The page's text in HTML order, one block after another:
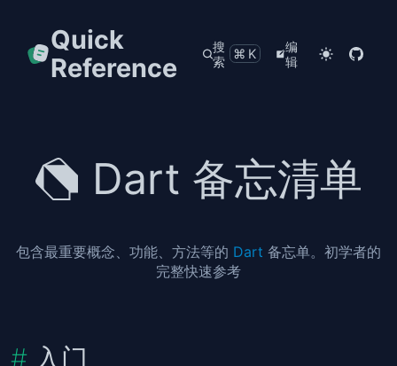
Quick
Reference
搜
索
⌘K
编
辑
Dart 备忘清单
包含最重要概念、功能、方法等的 Dart 备忘单。初学者的
完整快速参考
入门